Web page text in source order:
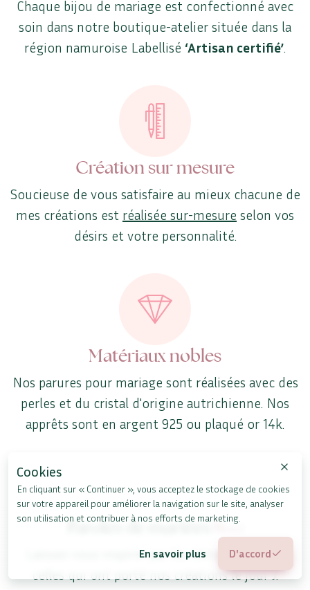
Chaque bijou de mariage est confectionné avec
soin dans notre boutique-atelier située dans la
région namuroise Labellisé ‘Artisan certifié’.
Création sur mesure
Soucieuse de vous satisfaire au mieux chacune de
mes créations est réalisée sur-mesure selon vos
désirs et votre personnalité.
Matériaux nobles
Nos parures pour mariage sont réalisées avec des
perles et du cristal d'origine autrichienne. Nos
apprêts sont en argent 925 ou plaqué or 14k.
Paroles de mariéesMerci
Laissez-vous inspirer par les témoignages de
celles qui ont porté nos créations le jour J.
Cookies
En cliquant sur « Continuer », vous acceptez le stockage de cookies
sur votre appareil pour améliorer la navigation sur le site, analyser
son utilisation et contribuer à nos efforts de marketing.
En savoir plus D'accord